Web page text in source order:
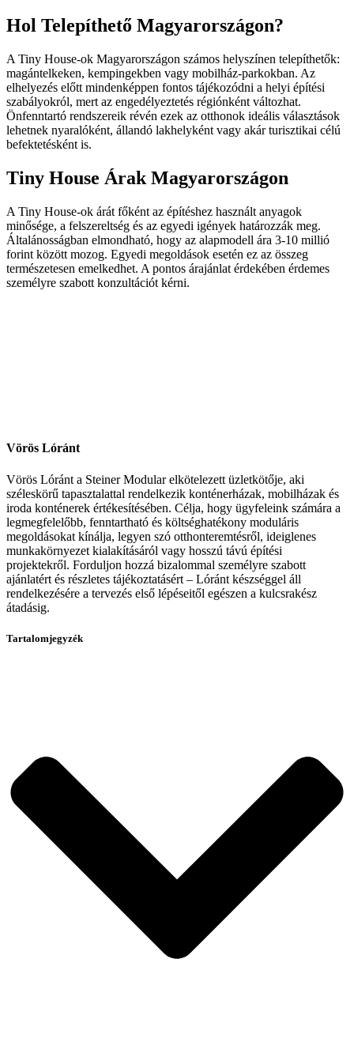
Hol Telepíthető Magyarországon?
A Tiny House-ok Magyarországon számos helyszínen telepíthetők:
magántelkeken, kempingekben vagy mobilház-parkokban. Az
elhelyezés előtt mindenképpen fontos tájékozódni a helyi építési
szabályokról, mert az engedélyeztetés régiónként változhat.
Önfenntartó rendszereik révén ezek az otthonok ideális választások
lehetnek nyaralóként, állandó lakhelyként vagy akár turisztikai célú
befektetésként is.
Tiny House Árak Magyarországon
A Tiny House-ok árát főként az építéshez használt anyagok
minősége, a felszereltség és az egyedi igények határozzák meg.
Általánosságban elmondható, hogy az alapmodell ára 3-10 millió
forint között mozog. Egyedi megoldások esetén ez az összeg
természetesen emelkedhet. A pontos árajánlat érdekében érdemes
személyre szabott konzultációt kérni.
Vörös Lóránt
Vörös Lóránt a Steiner Modular elkötelezett üzletkötője, aki
széleskörű tapasztalattal rendelkezik konténerházak, mobilházak és
iroda konténerek értékesítésében. Célja, hogy ügyfeleink számára a
legmegfelelőbb, fenntartható és költséghatékony moduláris
megoldásokat kínálja, legyen szó otthonteremtésről, ideiglenes
munkakörnyezet kialakításáról vagy hosszú távú építési
projektekről. Forduljon hozzá bizalommal személyre szabott
ajánlatért és részletes tájékoztatásért – Lóránt készséggel áll
rendelkezésére a tervezés első lépéseitől egészen a kulcsrakész
átadásig.
Tartalomjegyzék